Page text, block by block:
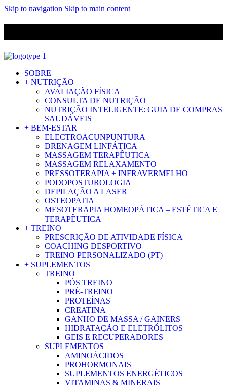
Skip to navigation Skip to main content
SOBRE
+ NUTRIÇÃO
AVALIAÇÃO FÍSICA
CONSULTA DE NUTRIÇÃO
NUTRIÇÃO INTELIGENTE: GUIA DE COMPRAS
SAUDÁVEIS
+ BEM-ESTAR
ELECTROACUNPUNTURA
DRENAGEM LINFÁTICA
MASSAGEM TERAPÊUTICA
MASSAGEM RELAXAMENTO
PRESSOTERAPIA + INFRAVERMELHO
PODOPOSTUROLOGIA
DEPILAÇÃO A LASER
OSTEOPATIA
MESOTERAPIA HOMEOPÁTICA – ESTÉTICA E
TERAPÊUTICA
+ TREINO
PRESCRIÇÃO DE ATIVIDADE FÍSICA
COACHING DESPORTIVO
TREINO PERSONALIZADO (PT)
+ SUPLEMENTOS
TREINO
PÓS TREINO
PRÉ-TREINO
PROTEÍNAS
CREATINA
GANHO DE MASSA / GAINERS
HIDRATAÇÃO E ELETRÓLITOS
GEIS E RECUPERADORES
SUPLEMENTOS
AMINOÁCIDOS
PROHORMONAIS
SUPLEMENTOS ENERGÉTICOS
VITAMINAS & MINERAIS